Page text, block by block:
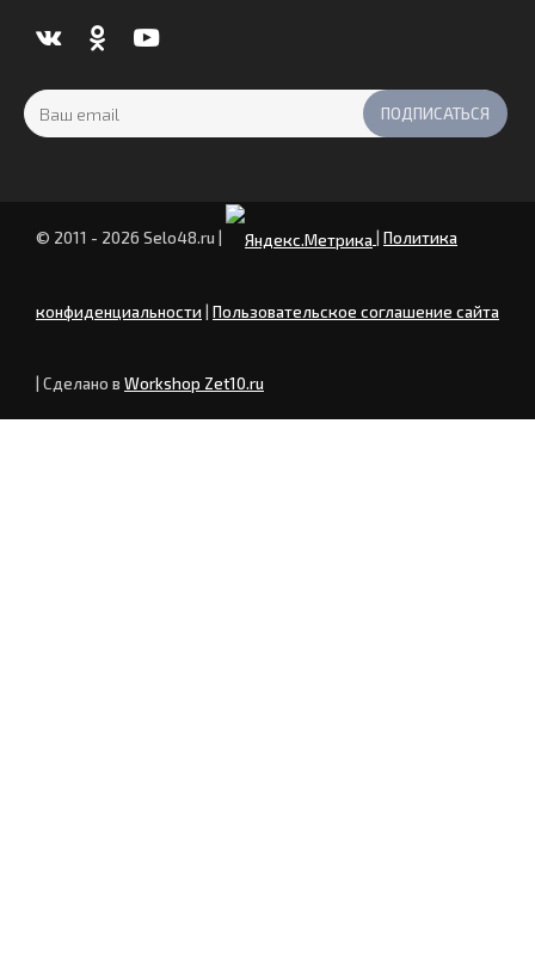
© 2011 - 2026 Selo48.ru Политика
конфиденциальности Пользовательское соглашение сайта
| Сделано в Workshop Zet10.ru